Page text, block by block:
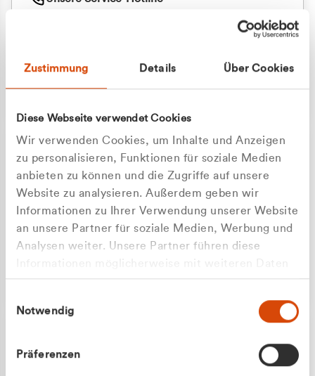
Zustimmung Details Über Cookies
Diese Webseite verwendet Cookies
Wir verwenden Cookies, um Inhalte und Anzeigen
zu personalisieren, Funktionen für soziale Medien
anbieten zu können und die Zugriffe auf unsere
Website zu analysieren. Außerdem geben wir
Informationen zu Ihrer Verwendung unserer Website
an unsere Partner für soziale Medien, Werbung und
Analysen weiter. Unsere Partner führen diese
zusammen, die Sie ihnen bereitgestellt haben oder
gesammelt haben.
Notwendig
Präferenzen
Zu welcher Kundengruppe
+49 177 8376058
Apilash Balanesan